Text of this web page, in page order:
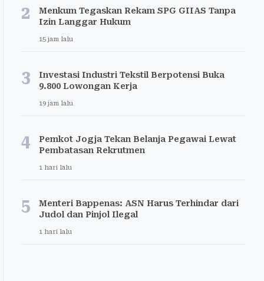
2
Menkum Tegaskan Rekam SPG GIIAS Tanpa
Izin Langgar Hukum
15 jam lalu
3
Investasi Industri Tekstil Berpotensi Buka
9.800 Lowongan Kerja
19 jam lalu
4
Pemkot Jogja Tekan Belanja Pegawai Lewat
Pembatasan Rekrutmen
1 hari lalu
5
Menteri Bappenas: ASN Harus Terhindar dari
Judol dan Pinjol Ilegal
1 hari lalu